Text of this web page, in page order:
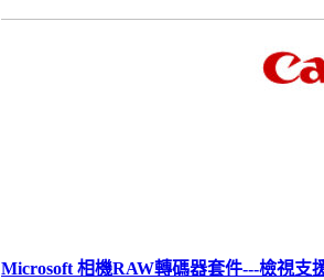
Microsoft 相機RAW轉碼器套件---檢視支